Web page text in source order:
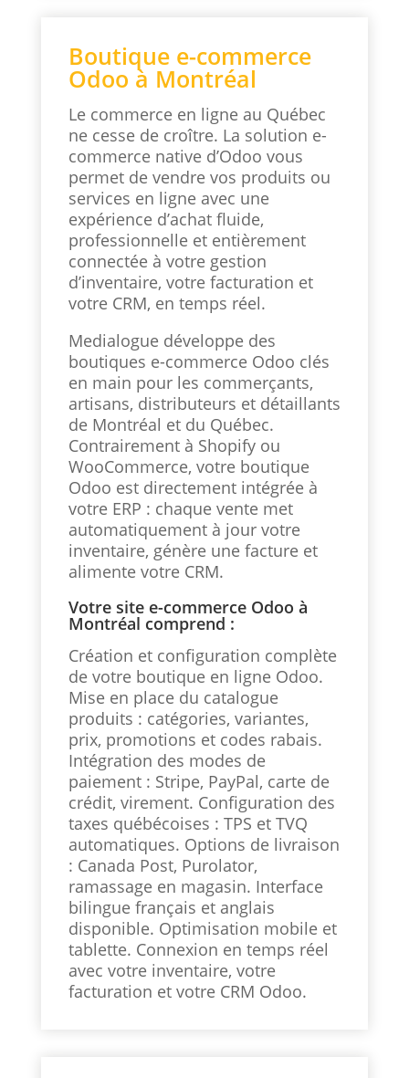
Boutique e-commerce
Odoo à Montréal
Le commerce en ligne au Québec
ne cesse de croître. La solution e-
commerce native d’Odoo vous
permet de vendre vos produits ou
services en ligne avec une
expérience d’achat fluide,
professionnelle et entièrement
connectée à votre gestion
d’inventaire, votre facturation et
votre CRM, en temps réel.
Medialogue développe des
boutiques e-commerce Odoo clés
en main pour les commerçants,
artisans, distributeurs et détaillants
de Montréal et du Québec.
Contrairement à Shopify ou
WooCommerce, votre boutique
Odoo est directement intégrée à
votre ERP : chaque vente met
automatiquement à jour votre
inventaire, génère une facture et
alimente votre CRM.
Votre site e-commerce Odoo à
Montréal comprend :
Création et configuration complète
de votre boutique en ligne Odoo.
Mise en place du catalogue
produits : catégories, variantes,
prix, promotions et codes rabais.
Intégration des modes de
paiement : Stripe, PayPal, carte de
crédit, virement. Configuration des
taxes québécoises : TPS et TVQ
automatiques. Options de livraison
: Canada Post, Purolator,
ramassage en magasin. Interface
bilingue français et anglais
disponible. Optimisation mobile et
tablette. Connexion en temps réel
avec votre inventaire, votre
facturation et votre CRM Odoo.